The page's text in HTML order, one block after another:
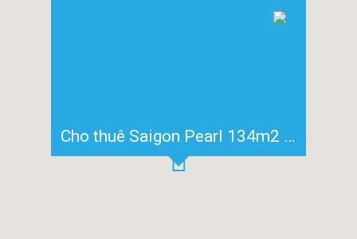
Cho thuê Saigon Pearl 134m2 ưu đãi căn hộ 3 phòng ngủ giá thuê rẻ